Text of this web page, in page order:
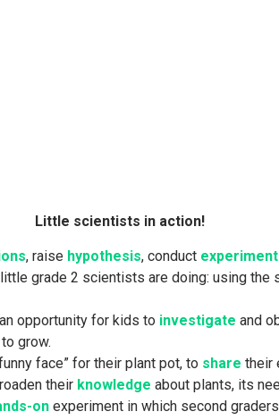
Little scientists in action!
, raise hypothesis, conduct
grade 2 scientists are doing: using the
opportunity for kids to investigate and
grow.
face” for their plant pot, to share their
their knowledge about plants, its
on experiment in which second